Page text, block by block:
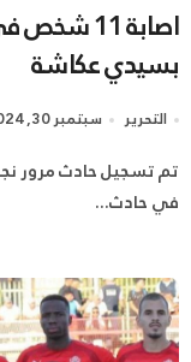
بسيدي عكاشة
التحرير سبتمبر 30, 2024
تم تسجيل حادث مرور نجم على اثره اصابة 11 شخص في حصيلة نهائية
في حادث...